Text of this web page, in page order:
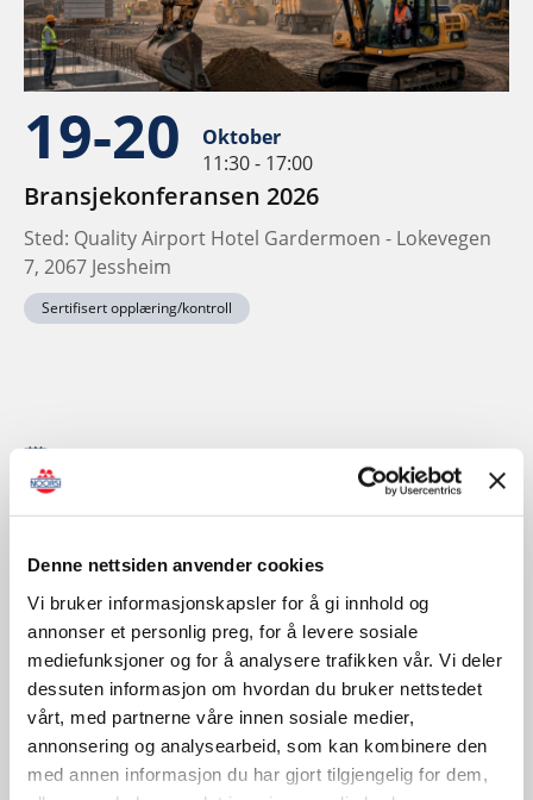
Denne nettsiden anvender cookies
Vi bruker informasjonskapsler for å gi innhold og
annonser et personlig preg, for å levere sosiale
mediefunksjoner og for å analysere trafikken vår. Vi deler
dessuten informasjon om hvordan du bruker nettstedet
vårt, med partnerne våre innen sosiale medier,
annonsering og analysearbeid, som kan kombinere den
med annen informasjon du har gjort tilgjengelig for dem,
19-20
Oktober
11:30 - 17:00
Bransjekonferansen 2026
Sted: Quality Airport Hotel Gardermoen - Lokevegen
7, 2067 Jessheim
Sertifisert opplæring/kontroll
November